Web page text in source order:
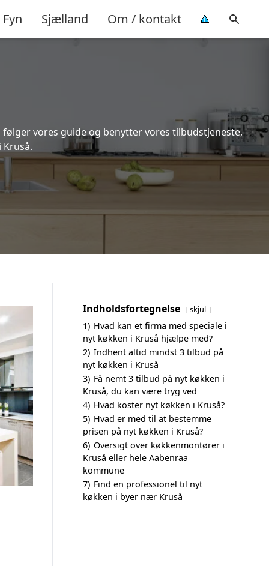
Fyn Sjælland Om / kontakt
vores guide og benytter vores tilbudstjeneste,
Indholdsfortegnelse skjul
1) Hvad kan et firma med speciale i
nyt køkken i Kruså hjælpe med?
2) Indhent altid mindst 3 tilbud på
nyt køkken i Kruså
3) Få nemt 3 tilbud på nyt køkken i
Kruså, du kan være tryg ved
4) Hvad koster nyt køkken i Kruså?
5) Hvad er med til at bestemme
prisen på nyt køkken i Kruså?
6) Oversigt over køkkenmontører i
Kruså eller hele Aabenraa
kommune
7) Find en professionel til nyt
køkken i byer nær Kruså